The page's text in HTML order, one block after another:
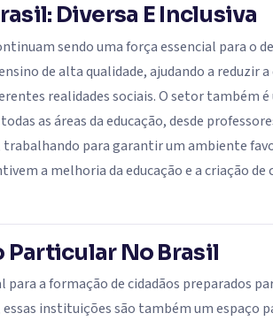
Diversa E Inclusiva
sendo uma força essencial para o
de alta qualidade, ajudando a reduzir
realidades sociais. O setor também
as áreas da educação, desde
trabalhando para garantir um ambiente
a melhoria da educação e a criação
Particular No Brasil
a formação de cidadãos preparados
instituições são também um espaço